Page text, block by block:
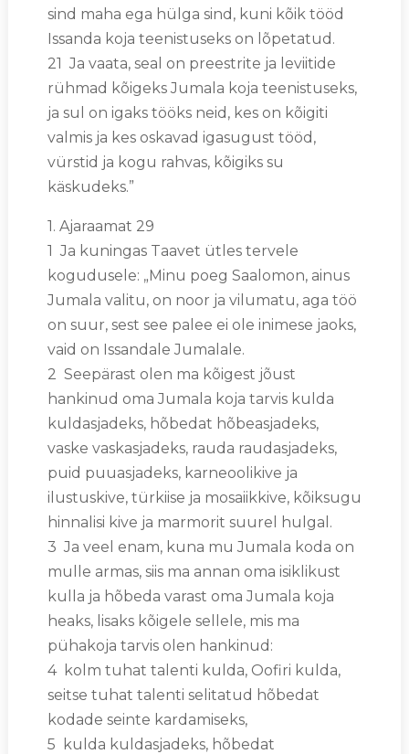
sind maha ega hülga sind, kuni kõik tööd
Issanda koja teenistuseks on lõpetatud.
21 Ja vaata, seal on preestrite ja leviitide
rühmad kõigeks Jumala koja teenistuseks,
ja sul on igaks tööks neid, kes on kõigiti
valmis ja kes oskavad igasugust tööd,
vürstid ja kogu rahvas, kõigiks su
käskudeks.”
1. Ajaraamat 29
1 Ja kuningas Taavet ütles tervele
kogudusele: „Minu poeg Saalomon, ainus
Jumala valitu, on noor ja vilumatu, aga töö
on suur, sest see palee ei ole inimese jaoks,
vaid on Issandale Jumalale.
2 Seepärast olen ma kõigest jõust
hankinud oma Jumala koja tarvis kulda
kuldasjadeks, hõbedat hõbeasjadeks,
vaske vaskasjadeks, rauda raudasjadeks,
puid puuasjadeks, karneoolikive ja
ilustuskive, türkiise ja mosaiikkive, kõiksugu
hinnalisi kive ja marmorit suurel hulgal.
3 Ja veel enam, kuna mu Jumala koda on
mulle armas, siis ma annan oma isiklikust
kulla ja hõbeda varast oma Jumala koja
heaks, lisaks kõigele sellele, mis ma
pühakoja tarvis olen hankinud:
4 kolm tuhat talenti kulda, Oofiri kulda,
seitse tuhat talenti selitatud hõbedat
kodade seinte kardamiseks,
5 kulda kuldasjadeks, hõbedat